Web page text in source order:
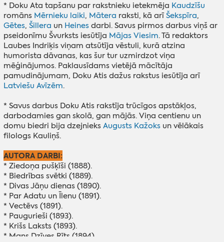
* Doku Ata tapšanu par rakstnieku ietekmēja Kaudzīšu
romāns Mērnieku laiki, Mātera raksti, kā arīŠekspīra,
Gētes, Šillera un Heinesdarbi. Savus pirmos darbus viņš ar
pseidonīmu Švurksts iesūtīja Mājas Viesim. Tā redaktors
Laubes Indriķis viņam atsūtīja vēstuli, kurā atzina
humorista dāvanas, kas šur tur uzmirdzot viņa
mēģinājumos. Paklausīdams vietējā mācītāja
pamudinājumam, Doku Atis dažus rakstus iesūtīja arī
Latviešu Avīzēm.
* Savus darbus Doku Atis rakstīja trūcīgos apstākļos,
darbodamies gan skolā, gan mājās. Viņa centienu un
domu biedri bija dzejnieks Augusts Kažoksun vēlākais
filologs Kauliņš.
AUTORA DARBI:
* Ziedoņa pušķīši (1888).
* Biedrības svētki (1889).
* Divas Jāņu dienas (1890).
* Par Adatu un Īlenu (1891).
* Vectēvs (1891).
* Paugurieši (1893).
* Krišs Laksts (1893).
* Mans Dzīves Rīts (1894).